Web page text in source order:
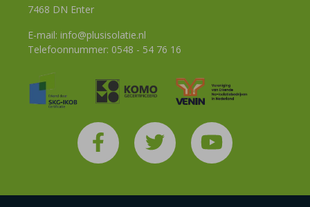
7468 DN Enter
E-mail: info@plusisolatie.nl
Telefoonnummer: 0548 - 54 76 16